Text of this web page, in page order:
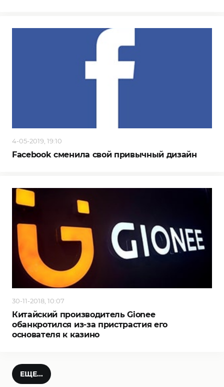
4-05-2019, 19:10
Facebook сменила свой привычный дизайн
30-11-2018, 10:07
Китайский производитель Gionee
обанкротился из-за пристрастия его
основателя к казино
ЕЩЕ...